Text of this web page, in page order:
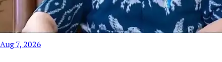
Aug 7, 2026